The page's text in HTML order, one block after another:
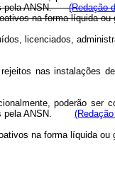
pela ANSN.(Redação
na forma
licenciados,
nas
poderão
pela ANSN.
na forma